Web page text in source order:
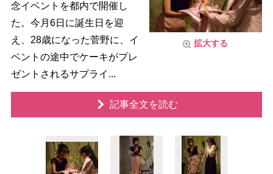
拡大する
念イベントを都内で開催し
た。今月6日に誕生日を迎
え、28歳になった菅野に、イ
ベントの途中でケーキがプレ
ゼントされるサプライ...
記事全文を読む